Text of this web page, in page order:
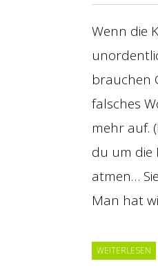
Wenn die
brauchen
falsches
mehr auf.
du um die
atmen…
Man hat
WEITERLESEN